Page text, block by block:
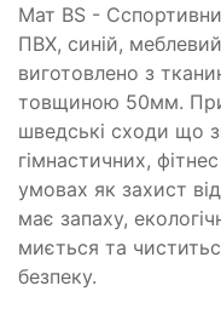
Мат BS -
ПВХ, синій,
виготовлено з
товщиною 50мм.
шведські сходи що
гімнастичних,
умовах як захист
має запаху,
миється та
безпеку.